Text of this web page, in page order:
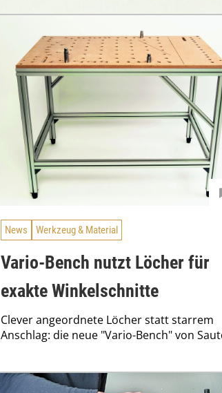
News Werkzeug & Material
Vario-Bench nutzt Löcher für
exakte Winkelschnitte
Clever angeordnete Löcher statt starrem
Anschlag: die neue "Vario-Bench" von